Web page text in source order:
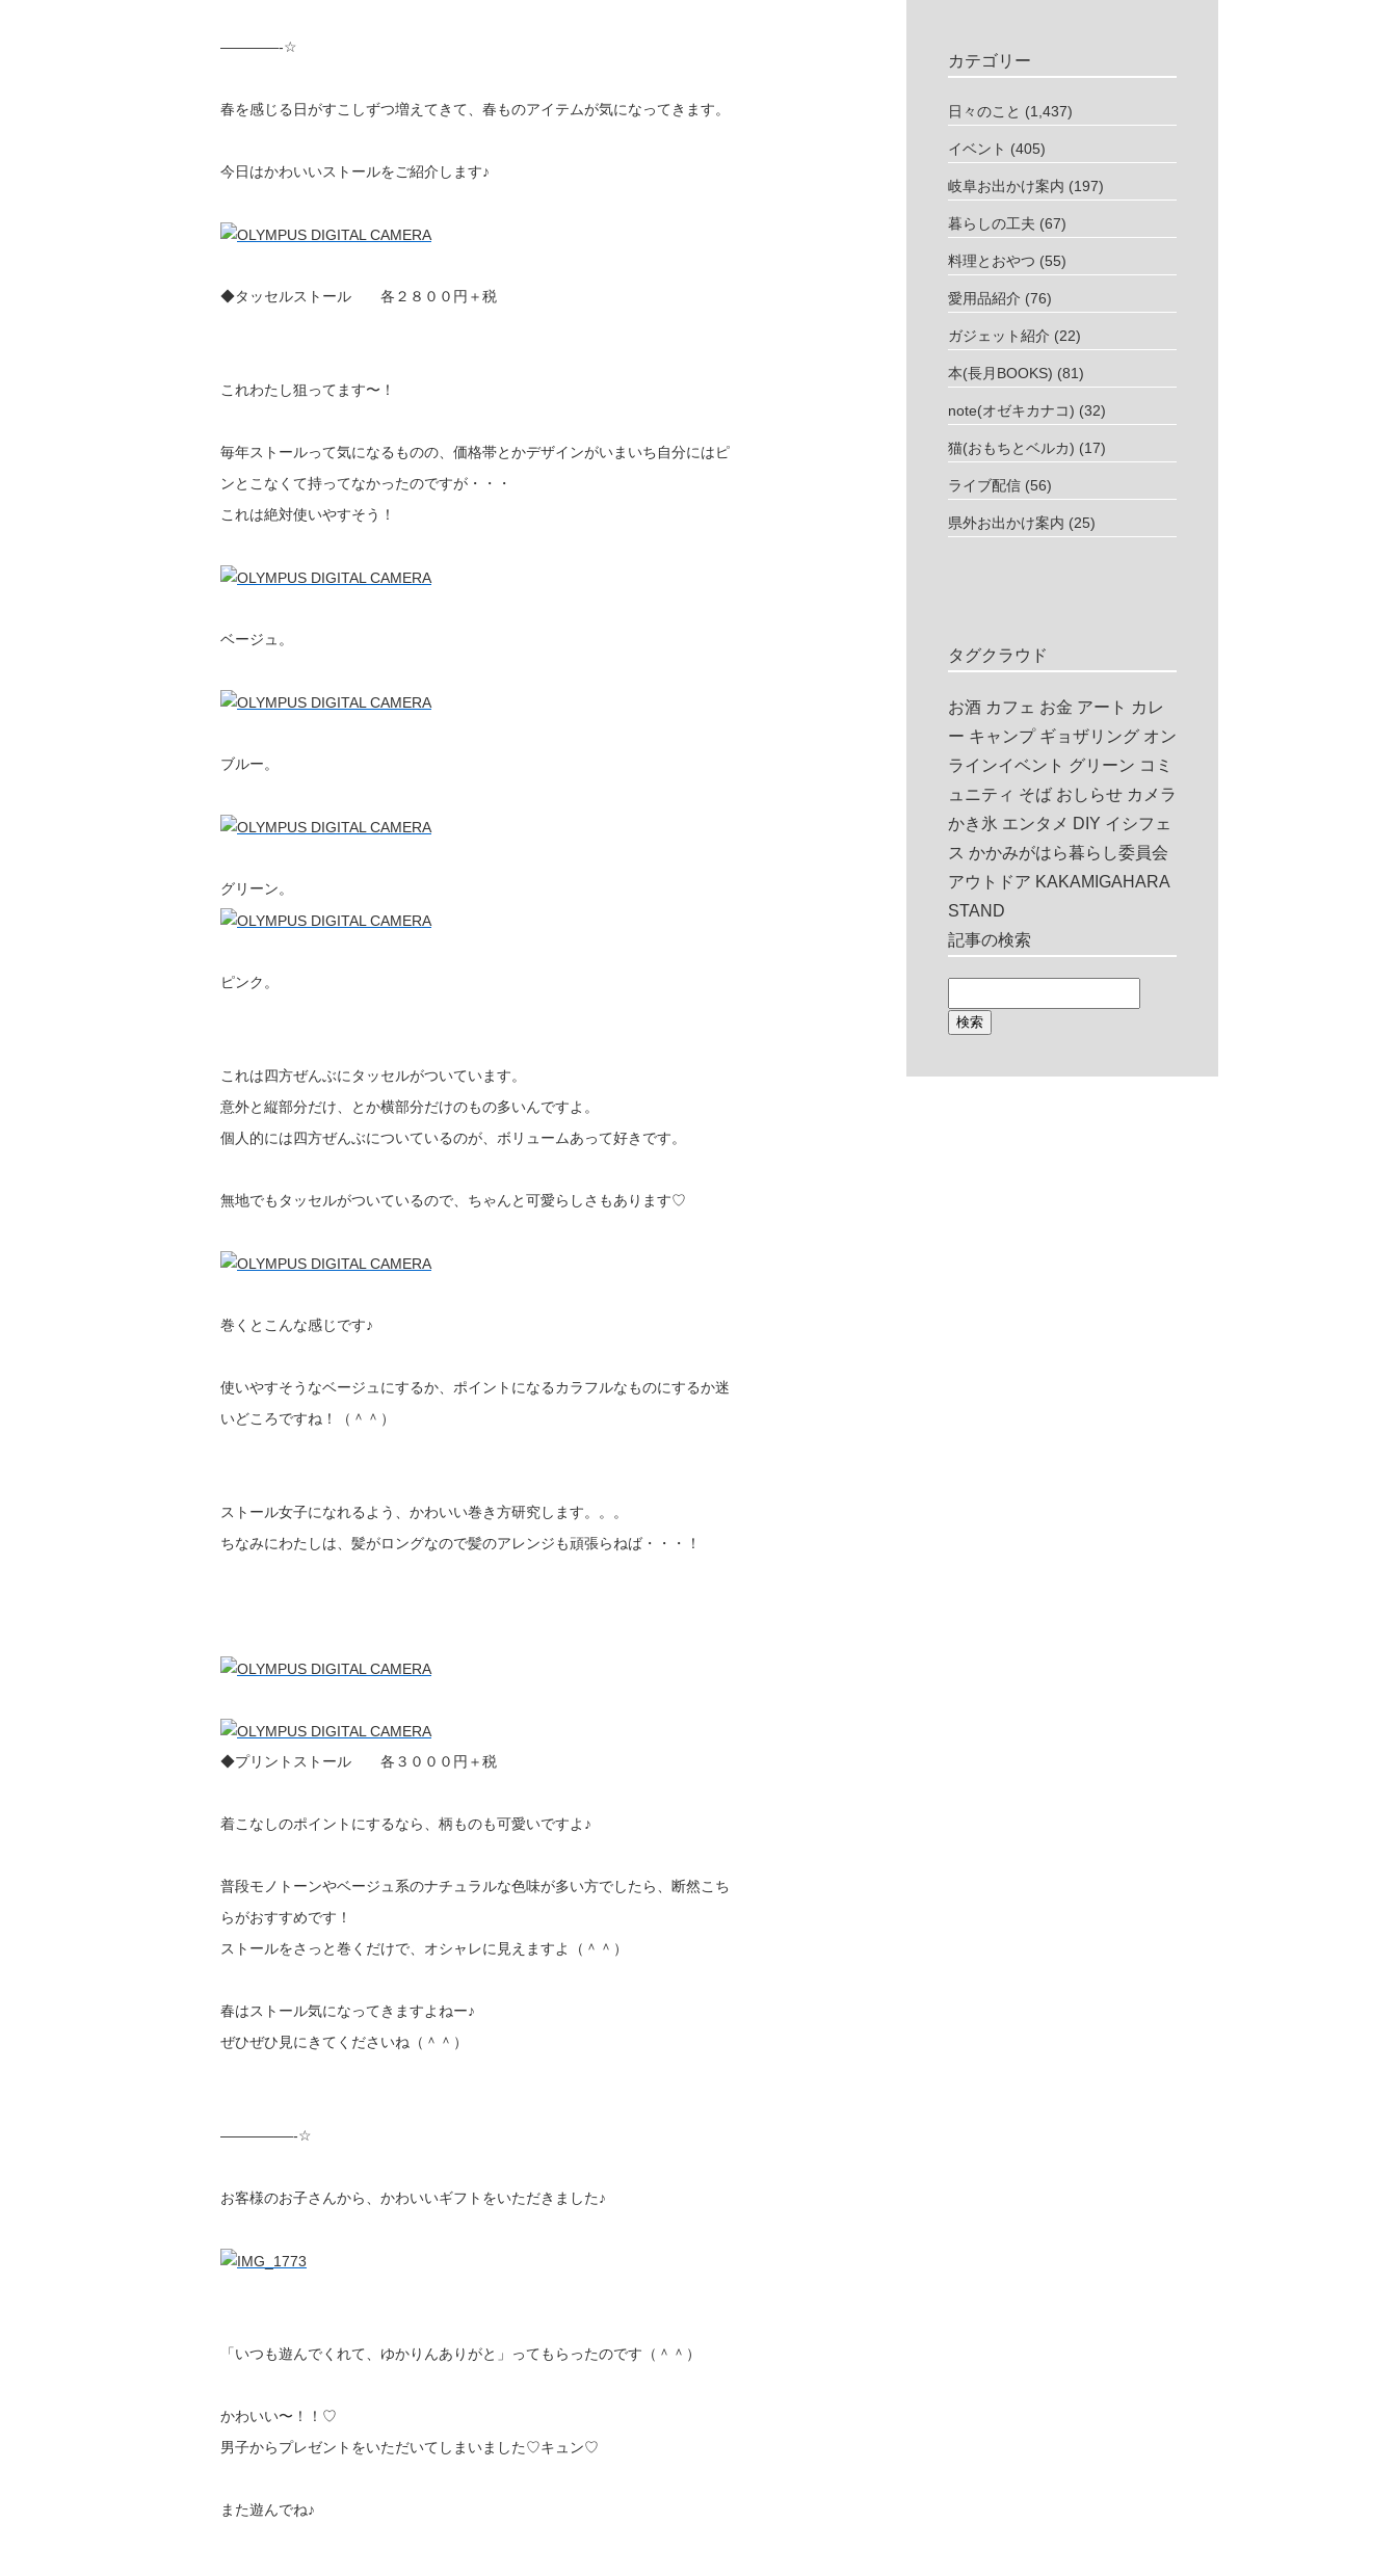
————-☆
春を感じる日がすこしずつ増えてきて、春ものアイテムが気になってきます。
今日はかわいいストールをご紹介します♪
◆タッセルストール 各２８００円＋税
これわたし狙ってます〜！
毎年ストールって気になるものの、価格帯とかデザインがいまいち自分にはピ
ンとこなくて持ってなかったのですが・・・
これは絶対使いやすそう！
ベージュ。
ブルー。
グリーン。
ピンク。
これは四方ぜんぶにタッセルがついています。
意外と縦部分だけ、とか横部分だけのもの多いんですよ。
個人的には四方ぜんぶについているのが、ボリュームあって好きです。
無地でもタッセルがついているので、ちゃんと可愛らしさもあります♡
巻くとこんな感じです♪
使いやすそうなベージュにするか、ポイントになるカラフルなものにするか迷
いどころですね！（＾＾）
ストール女子になれるよう、かわいい巻き方研究します。。。
ちなみにわたしは、髪がロングなので髪のアレンジも頑張らねば・・・！
◆プリントストール 各３０００円＋税
着こなしのポイントにするなら、柄ものも可愛いですよ♪
普段モノトーンやベージュ系のナチュラルな色味が多い方でしたら、断然こち
らがおすすめです！
ストールをさっと巻くだけで、オシャレに見えますよ（＾＾）
春はストール気になってきますよねー♪
ぜひぜひ見にきてくださいね（＾＾）
—————-☆
お客様のお子さんから、かわいいギフトをいただきました♪
「いつも遊んでくれて、ゆかりんありがと」ってもらったのです（＾＾）
かわいい〜！！♡
男子からプレゼントをいただいてしまいました♡キュン♡
また遊んでね♪
カテゴリー
日々のこと (1,437)
イベント (405)
岐阜お出かけ案内 (197)
暮らしの工夫 (67)
料理とおやつ (55)
愛用品紹介 (76)
ガジェット紹介 (22)
本(長月BOOKS) (81)
note(オゼキカナコ) (32)
猫(おもちとベルカ) (17)
ライブ配信 (56)
県外お出かけ案内 (25)
タグクラウド
お酒 カフェ お金 アート カレ
ー キャンプ ギョザリング オン
ラインイベント グリーン コミ
ュニティ そば おしらせ カメラ
かき氷 エンタメ DIY イシフェ
ス かかみがはら暮らし委員会
アウトドア KAKAMIGAHARA
STAND
記事の検索